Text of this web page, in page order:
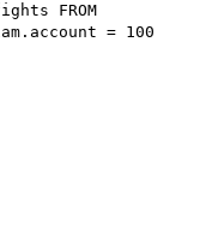
FROM
= 100